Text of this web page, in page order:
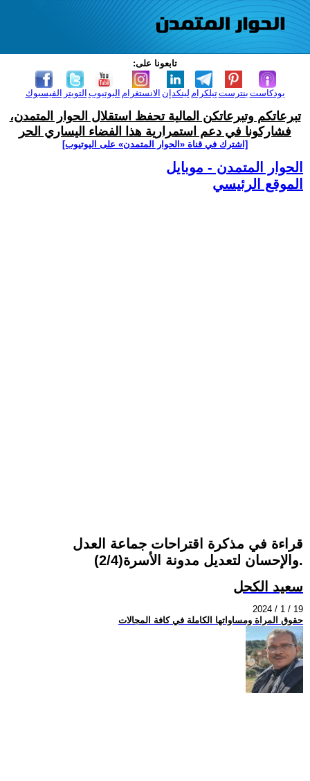
تابعونا على:
الفيسبوك التويتر اليوتيوب الانستغرام لينكدإن تيلكرامبنترست بودكاست
تبرعاتكم وتبرعاتكن المالية تحفظ استقلال الحوار المتمدن،
فشاركونا في دعم استمرارية هذا الفضاء اليساري الحر
[اشترك في قناة ‫«الحوار المتمدن» على اليوتيوب]
الحوار المتمدن - موبايل
الموقع الرئيسي
قراءة في مذكرة اقتراحات جماعة العدل
والإحسان لتعديل مدونة الأسرة(2/4).
سعيد الكحل
2024 / 1 / 19
حقوق المراة ومساواتها الكاملة في كافة المجالات